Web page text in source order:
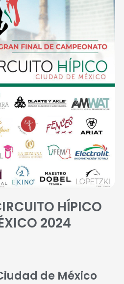
HÍPICO
2024
de México